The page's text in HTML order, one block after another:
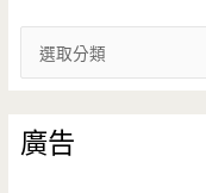
類
廣告